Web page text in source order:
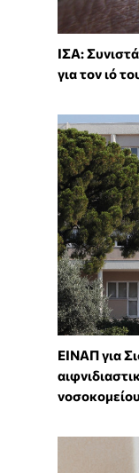
ΙΣΑ:
για τον ιό
ΕΙΝΑΠ για
νοσοκομείου